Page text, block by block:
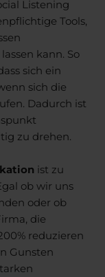
Listening
Tools,
kann. So
sich ein
sich die
Dadurch ist
zu drehen.
ist zu
ob wir uns
oder ob
die
reduzieren
Gunsten